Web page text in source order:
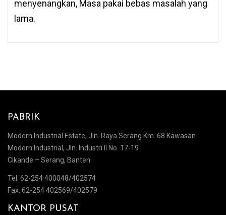
menyenangkan, Masa pakai bebas masalah yang
lama.
PABRIK
Modern Industrial Estate, Jln. Raya Serang Km. 68 Kawasan
Modern Industrial, Jln. Industri II No. 17-19
Cikande – Serang, Banten
Tel: 62-254 400048/402574
Fax: 62-254 402569/402579
KANTOR PUSAT